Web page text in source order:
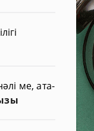
ме, ата-